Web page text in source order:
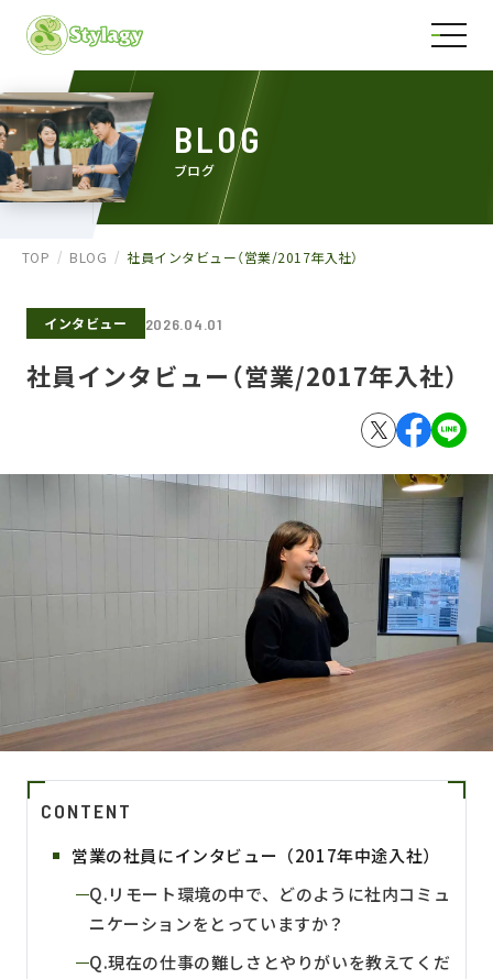
BLOG
ブログ
TOP BLOG 社員インタビュー（営業/2017年入社）
インタビュー 2026.04.01
社員インタビュー（営業/2017年入社）
CONTENT
営業の社員にインタビュー（2017年中途入社）
Q.リモート環境の中で、どのように社内コミュ
ニケーションをとっていますか？
Q.現在の仕事の難しさとやりがいを教えてくだ